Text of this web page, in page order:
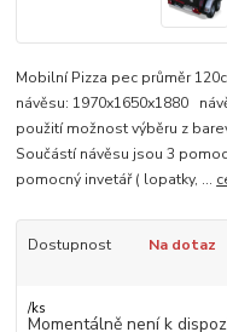
Mobilní Pizza pec průměr
návěsu: 1970x1650x1880
použití možnost výběru z
Součástí návěsu jsou 3
pomocný invetář ( lopatky, ...
Dostupnost Na dotaz
/ks
Momentálně není k